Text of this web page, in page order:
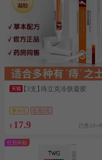
【3支】痔立克冷肤凝胶
券50元 红包2元
¥ 17.9 已售10+件
红包补贴